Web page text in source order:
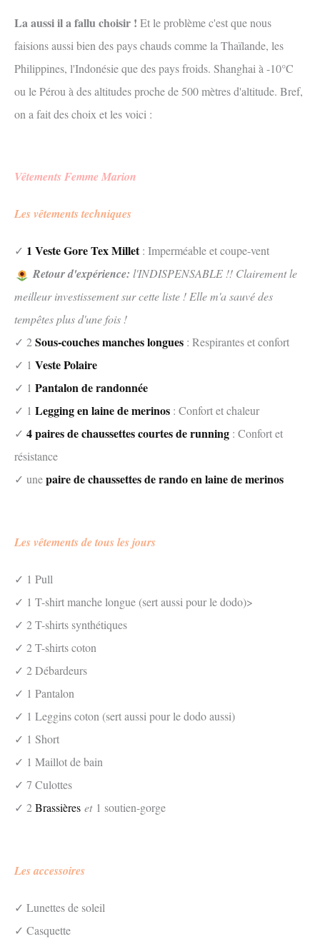
La aussi il a fallu choisir ! Et le problème c'est que nous
faisions aussi bien des pays chauds comme la Thaïlande, les
Philippines, l'Indonésie que des pays froids. Shanghai à -10°C
ou le Pérou à des altitudes proche de 500 mètres d'altitude. Bref,
on a fait des choix et les voici :
Vêtements Femme Marion
Les vêtements techniques
✓ 1 Veste Gore Tex Millet: Imperméable et coupe-vent
Retour d'expérience: l'INDISPENSABLE !! Clairement le
meilleur investissement sur cette liste ! Elle m'a sauvé des
tempêtes plus d'une fois !
✓ 2Sous-couches manches longues : Respirantes et confort
✓ 1 Veste Polaire
✓ 1 Pantalon de randonnée
✓ 1 Legging en laine de merinos : Confort et chaleur
✓ 4 paires de chaussettes courtes de running : Confort et
résistance
✓ unepaire de chaussettes de rando en laine de merinos
Les vêtements de tous les jours
✓ 1 Pull
✓ 1 T-shirt manche longue (sert aussi pour le dodo)>
✓ 2 T-shirts synthétiques
✓ 2 T-shirts coton
✓ 2 Débardeurs
✓ 1 Pantalon
✓ 1 Leggins coton (sert aussi pour le dodo aussi)
✓ 1 Short
✓ 1 Maillot de bain
✓ 7 Culottes
✓ 2Brassières et1 soutien-gorge
Les accessoires
✓ Lunettes de soleil
✓ Casquette